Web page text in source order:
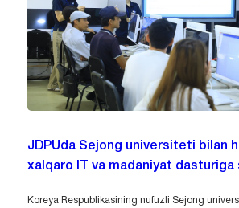
JDPUda Sejong universiteti bilan
xalqaro IT va madaniyat
Koreya Respublikasining nufuzli Sejong